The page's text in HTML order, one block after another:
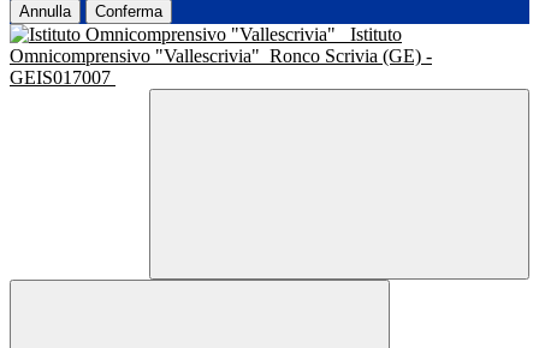
Annulla Conferma
Istituto
Omnicomprensivo "Vallescrivia" Ronco Scrivia (GE) -
GEIS017007